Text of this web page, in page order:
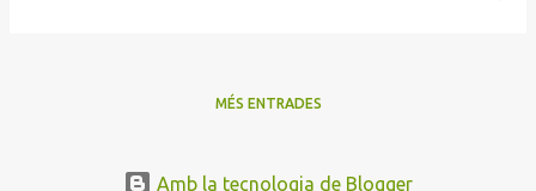
MÉS ENTRADES
Amb la tecnologia de Blogger